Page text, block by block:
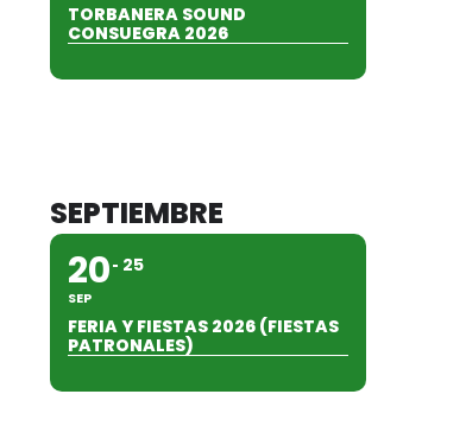
TORBANERA SOUND
CONSUEGRA 2026
SEPTIEMBRE
20
SEP
25
FERIA Y FIESTAS 2026 (FIESTAS
PATRONALES)